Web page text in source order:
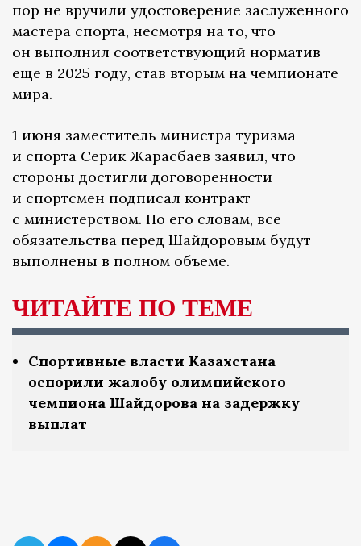
пор не вручили удостоверение заслуженного
мастера спорта, несмотря на то, что
он выполнил соответствующий норматив
еще в 2025 году, став вторым на чемпионате
мира.
1 июня заместитель министра туризма
и спорта Серик Жарасбаев заявил, что
стороны достигли договоренности
и спортсмен подписал контракт
с министерством. По его словам, все
обязательства перед Шайдоровым будут
выполнены в полном объеме.
ЧИТАЙТЕ ПО ТЕМЕ
Спортивные власти Казахстана
оспорили жалобу олимпийского
чемпиона Шайдорова на задержку
выплат